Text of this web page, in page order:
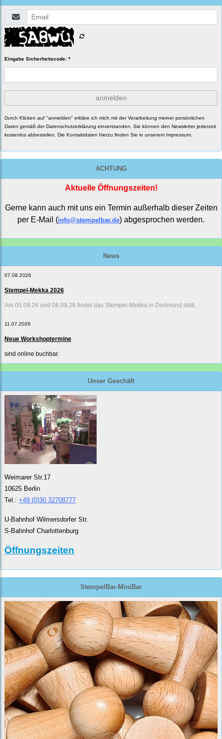
Eingabe Sicherheitscode: *
anmelden
Durch Klicken auf "anmelden" erkläre ich mich mit der Verarbeitung meiner persönlichen
Daten gemäß derDatenschutzerklärung einverstanden. Sie können den Newsletter jederzeit
kostenlos abbestellen. Die Kontaktdaten hierzu finden Sie in unserem Impressum.
ACHTUNG
Aktuelle Öffnungszeiten!
Gerne kann auch mit uns ein Termin außerhalb dieser Zeiten
per E-Mail (info@stempelbar.de) abgesprochen werden.
News
07.08.2026
Stempel-Mekka 2026
Am 05.09.26 und 06.09.26 findet das Stempel-Mekka in Dortmund statt.
11.07.2026
Neue Workshoptermine
sind online buchbar.
Unser Geschäft
Weimarer Str.17
10625 Berlin
Tel.: +49 (0)30 32708777
U-Bahnhof Wilmersdorfer Str.
S-Bahnhof Charlottenburg
Öffnungszeiten
StempelBar-MiniBar